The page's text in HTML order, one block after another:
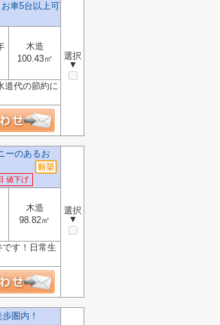
車5台以上可
選択
▼
木造
100.43㎡
道代の節約に
ーのあるお
値下げ
選択
▼
木造
98.82㎡
す！日常生
圏内！